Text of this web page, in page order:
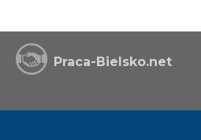
Praca-Bielsko.net